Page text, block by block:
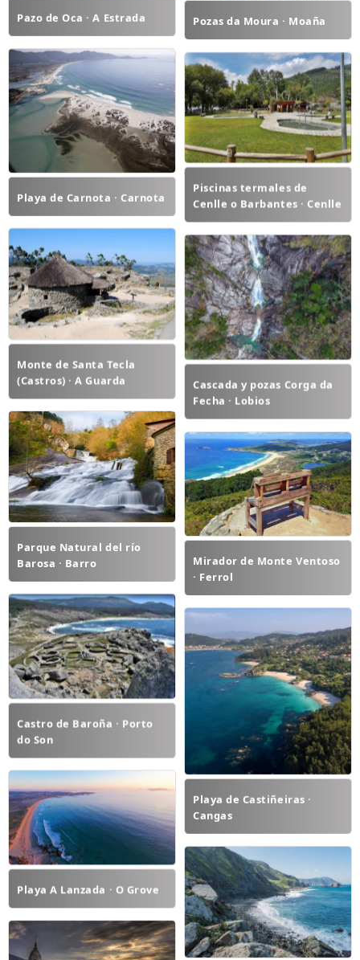
Pozas da Moura · Moaña
Pazo de Oca · A Estrada
Playa de Carnota · Carnota
Piscinas termales de
Cenlle o Barbantes · Cenlle
Monte de Santa Tecla
(Castros) · A Guarda
Cascada y pozas Corga da
Fecha · Lobios
Parque Natural del río
Barosa · Barro
Mirador de Monte Ventoso
· Ferrol
Castro de Baroña · Porto
do Son
Playa de Castiñeiras ·
Cangas
Playa A Lanzada · O Grove